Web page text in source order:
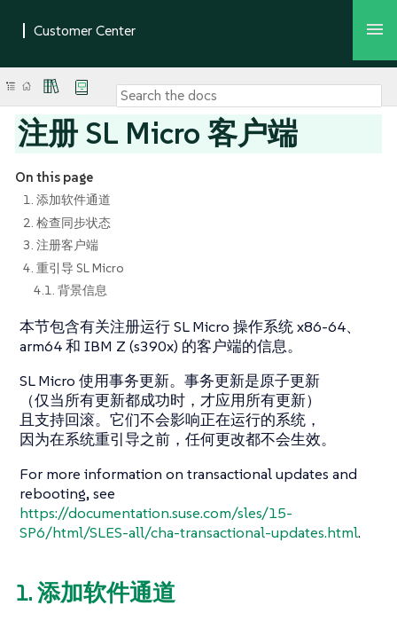
注册 SL Micro 客户端
On this page
1. 添加软件通道
2. 检查同步状态
3. 注册客户端
4. 重引导 SL Micro
4.1. 背景信息
本节包含有关注册运行 SL Micro 操作系统 x86-64、
arm64 和 IBM Z (s390x) 的客户端的信息。
SL Micro 使用事务更新。事务更新是原子更新
（仅当所有更新都成功时，才应用所有更新）
且支持回滚。它们不会影响正在运行的系统，
因为在系统重引导之前，任何更改都不会生效。
For more information on transactional updates and
rebooting, see
https://documentation.suse.com/sles/15-
SP6/html/SLES-all/cha-transactional-updates.html.
1. 添加软件通道